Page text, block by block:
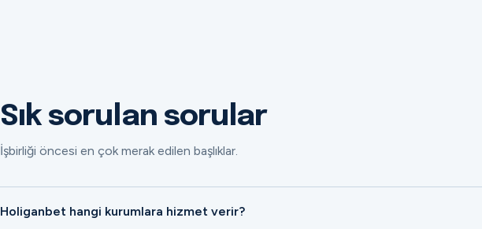
Sık sorulan sorular
İşbirliği öncesi en çok merak edilen başlıklar.
Holiganbet hangi kurumlara hizmet verir?